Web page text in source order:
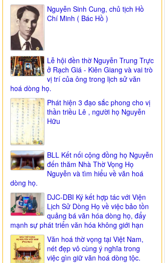
Nguyễn Sinh Cung, chủ tịch Hồ
Chí Minh ( Bác Hồ )
Lễ hội đền thờ Nguyễn Trung Trực
ở Rạch Giá - Kiên Giang và vai trò
vị trí của ông trong lịch sử văn
hoá dòng họ.
Phát hiện 3 đạo sắc phong cho vị
thần triều Lê , người họ Nguyễn
Hữu
BLL Kết nối cộng đồng họ Nguyễn
đến thăm Nhà Thờ Vọng Họ
Nguyễn và tìm hiểu về văn hoá
dòng họ.
DJC-DBI Ký kết hợp tác với Viện
Lịch Sử Dòng Họ về việc bảo tồn
quảng bá văn hóa dòng họ, đẩy
mạnh sự phát triển văn hóa không giới hạn
Văn hoá thờ vọng tại Việt Nam,
nét đẹp vô cùng ý nghĩa trong
việc gìn giữ văn hoá dòng tộc.